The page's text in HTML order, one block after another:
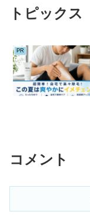
トピックス
PR
コメント